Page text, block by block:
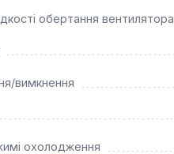
обертання вентилятора
вимкнення
охолодження